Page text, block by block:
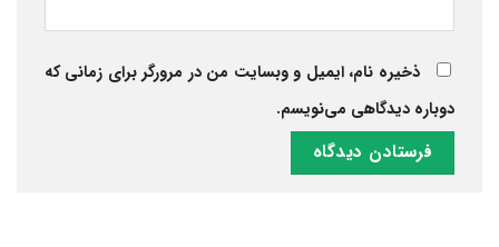
ذخیره نام، ایمیل و وبسایت من در مرورگر برای زمانی که
دوباره دیدگاهی می‌نویسم.